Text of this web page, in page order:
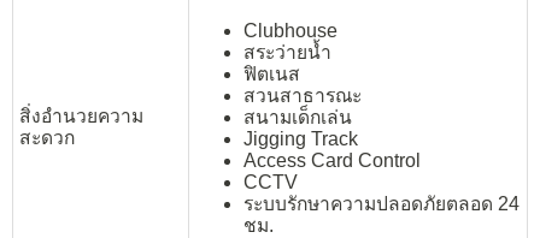
สิ่งอำนวยความ
สะดวก
Clubhouse
สระว่ายน้ำ
ฟิตเนส
สวนสาธารณะ
สนามเด็กเล่น
Jigging Track
Access Card Control
CCTV
ระบบรักษาความปลอดภัยตลอด 24
ชม.